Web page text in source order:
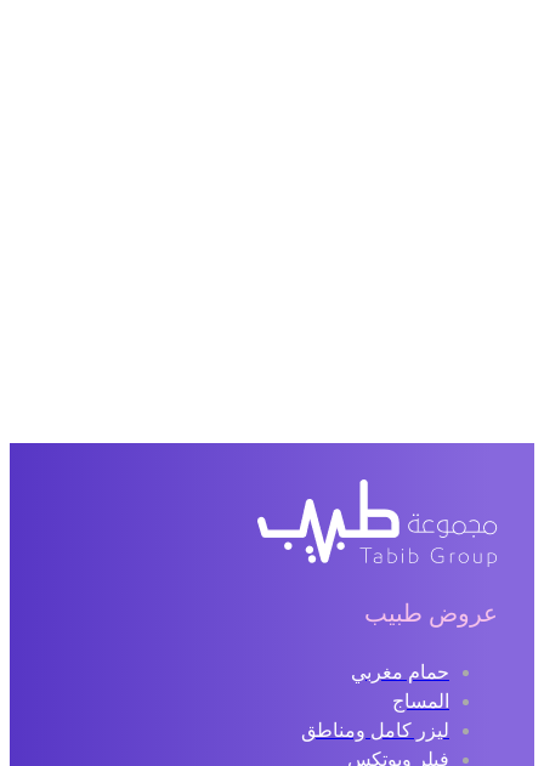
عروض طبيب
حمام مغربي
المساج
ليزر كامل ومناطق
فيلر وبوتكس